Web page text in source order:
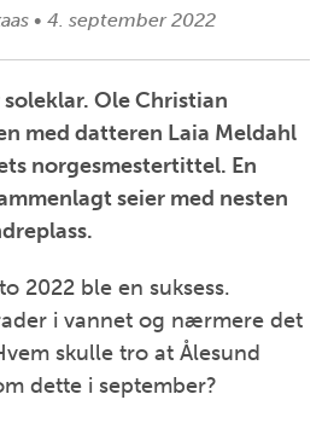
• 4. september 2022
Ole Christian
med datteren Laia Meldahl
norgesmestertittel. En
seier med nesten
2022 ble en suksess.
i vannet og nærmere det
skulle tro at Ålesund
dette i september?